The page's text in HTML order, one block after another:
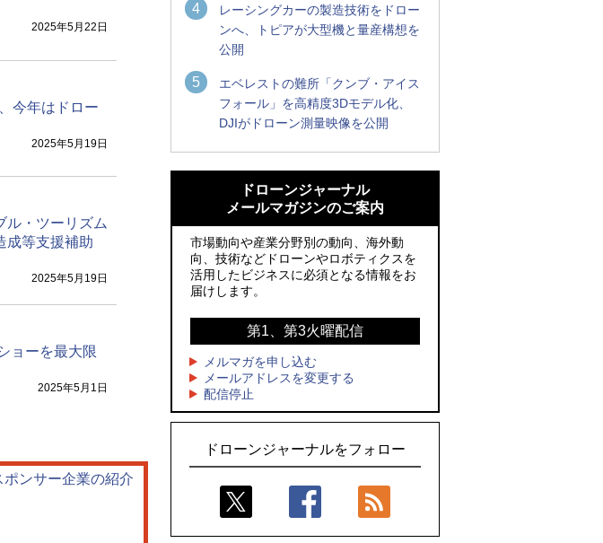
2025年5月22日
今年はドロー
2025年5月19日
ル・ツーリズム
成等支援補助
2025年5月19日
ョーを最大限
2025年5月1日
ポンサー企業の紹介
4
レーシングカーの製造技術をドロー
ンへ、トピアが大型機と量産構想を
公開
5
エベレストの難所「クンブ・アイス
フォール」を高精度3Dモデル化、
DJIがドローン測量映像を公開
飛ぶLEDスクリーン」とドローンショー
による新演出を実施
防衛装備庁「迎撃ドローン早期取得プロ
グラム」にテラドローンが採択、国産機
で量産調達を目指す
パイダーマン』や「M!LK」とのコラボド
ローンショー8/1開催
ドローンとナイトバブルが競演、「花園
ドローンショーフェスタ2026」10/3、4
開催
飛んだドローン、飛ばなかったドローン
飛ぶLEDスクリーン」とドローンショー
による新演出を実施
国産AUVを社会実装へ、スタートアップ
「BlueArch株式会社」設立
防衛装備庁「迎撃ドローン早期取得プロ
で量産調達を目指す
サザンビーチちがさき花火大会で「復活
の花火」打ち上げ、キリンビールがライ
ブ中継と連動した支援企画
型水素燃料電池ドローンを公開
ドローンジャーナル
メールマガジンのご案内
市場動向や産業分野別の動向、海外動
向、技術などドローンやロボティクスを
活用したビジネスに必須となる情報をお
届けします。
第1、第3火曜配信
メルマガを申し込む
メールアドレスを変更する
配信停止
ドローンジャーナルをフォロー